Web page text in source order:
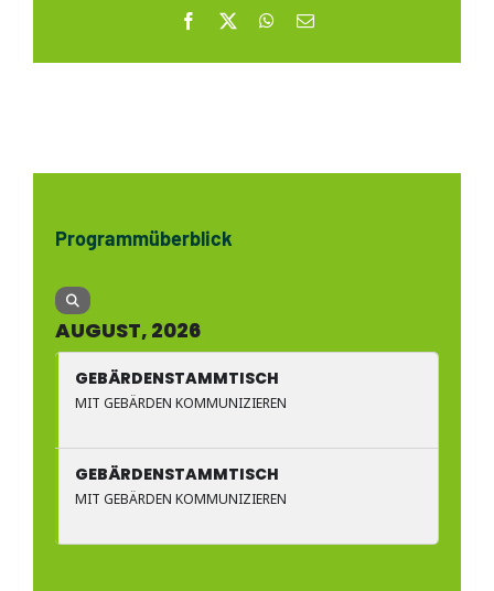
Facebook WhatsApp
E-
Programmüberblick
AUGUST, 2026
GEBÄRDENSTAMMTISCH
MIT GEBÄRDEN KOMMUNIZIEREN
GEBÄRDENSTAMMTISCH
MIT GEBÄRDEN KOMMUNIZIEREN